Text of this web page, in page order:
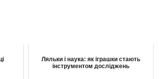
Ляльки і наука: як іграшки стають
інструментом досліджень